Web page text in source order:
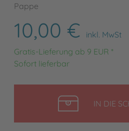
Pappe
10,00 €
inkl. MwSt
Gratis-Lieferung ab 9 EUR *
Sofort lieferbar
IN DIE